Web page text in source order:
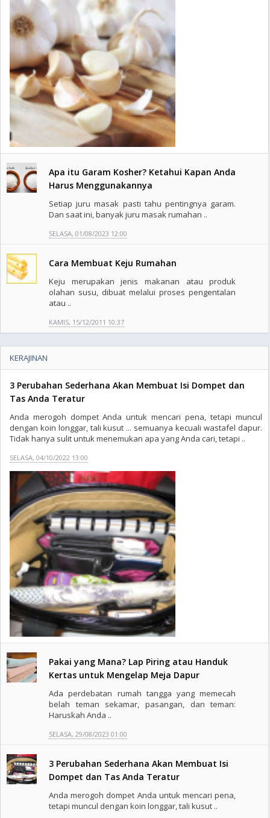
Apa itu Garam Kosher? Ketahui Kapan Anda
Harus Menggunakannya
Setiap juru masak pasti tahu pentingnya garam.
Dan saat ini, banyak juru masak rumahan ..
SELASA, 01/08/2023 12:00
Cara Membuat Keju Rumahan
Keju merupakan jenis makanan atau produk
olahan susu, dibuat melalui proses pengentalan
atau ..
KAMIS, 15/12/2011 10:37
KERAJINAN
3 Perubahan Sederhana Akan Membuat Isi Dompet dan
Tas Anda Teratur
Anda merogoh dompet Anda untuk mencari pena, tetapi muncul
dengan koin longgar, tali kusut ... semuanya kecuali wastafel dapur.
Tidak hanya sulit untuk menemukan apa yang Anda cari, tetapi ..
SELASA, 04/10/2022 13:00
Pakai yang Mana? Lap Piring atau Handuk
Kertas untuk Mengelap Meja Dapur
Ada perdebatan rumah tangga yang memecah
belah teman sekamar, pasangan, dan teman:
Haruskah Anda ..
SELASA, 29/08/2023 01:00
3 Perubahan Sederhana Akan Membuat Isi
Dompet dan Tas Anda Teratur
Anda merogoh dompet Anda untuk mencari pena,
tetapi muncul dengan koin longgar, tali kusut ..